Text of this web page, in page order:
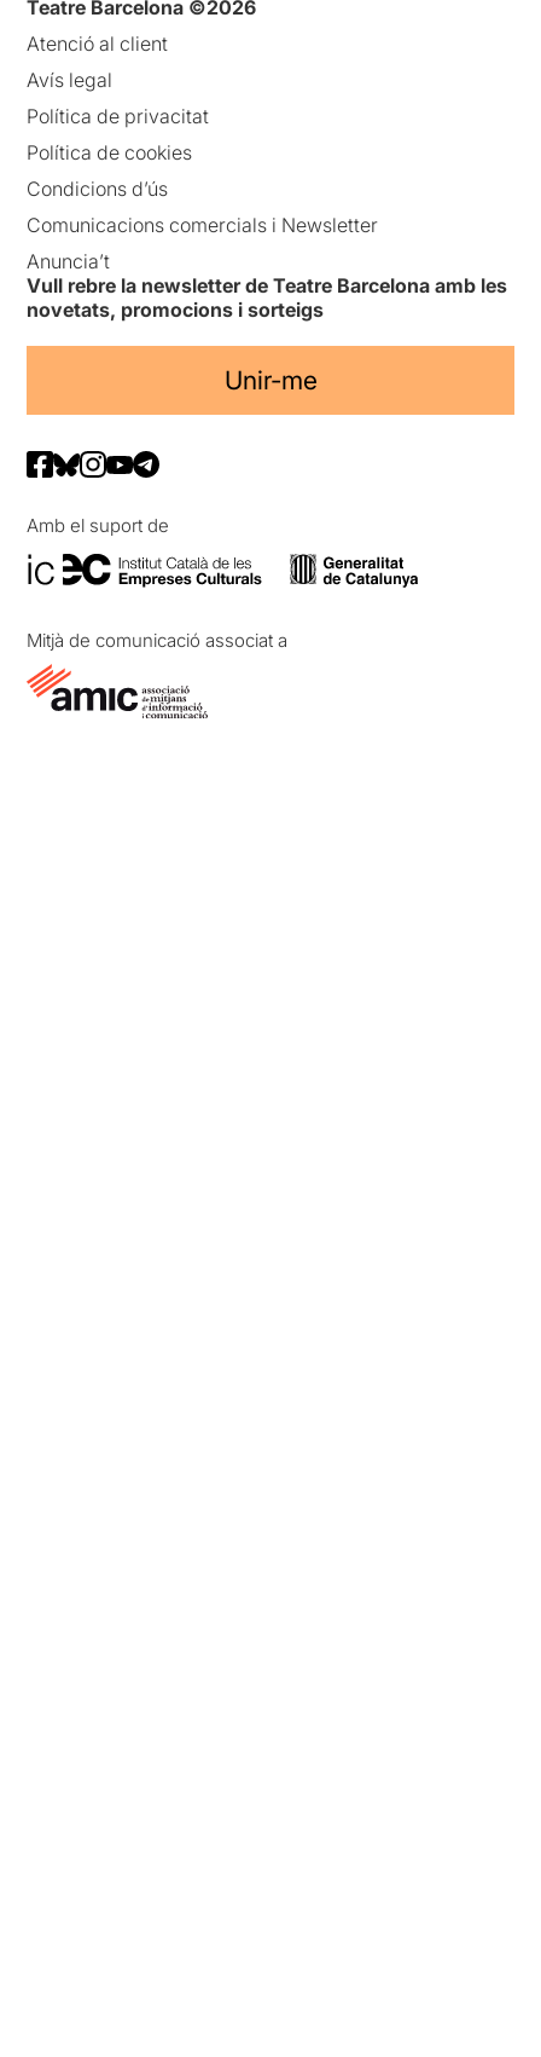
Teatre Barcelona ©2026
Atenció al client
Avís legal
Política de privacitat
Política de cookies
Condicions d’ús
Comunicacions comercials i Newsletter
Anuncia’t
Vull rebre la newsletter de Teatre Barcelona amb les
novetats, promocions i sorteigs
Unir-me
Amb el suport de
Mitjà de comunicació associat a